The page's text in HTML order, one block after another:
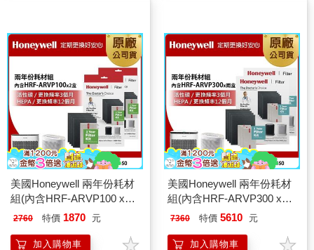
美國Honeywell 兩年份耗材
組(內含HRF-ARVP100 x2
盒★適用
2760 特價 1870 元
加入購物車
美國Honeywell 兩年份耗材
組(內含HRF-ARVP300 x2
盒★適用
7360 特價 5610 元
加入購物車